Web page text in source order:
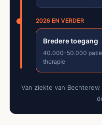
2026 EN VERDER
Bredere toegang
40.000-50.000
therapie
Van ziekte van